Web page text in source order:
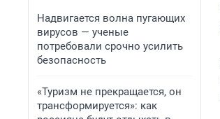
Надвигается волна пугающих
вирусов — ученые
потребовали срочно усилить
безопасность
«Туризм не прекращается, он
трансформируется»: как